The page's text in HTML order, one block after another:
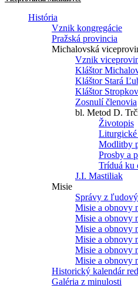
História
Vznik kongregácie
Pražská provincia
Michalovská
Vznik
Kláštor
Kláštor Stará
Kláštor Stropkov
Zosnulí členovia
bl. Metod D.
Životopis
Modlitby
Prosby a
Tríduá ku
J.I. Mastiliak
Misie
Správy z
Misie a obnovy
Misie a obnovy
Misie a obnovy
Misie a obnovy
Misie a obnovy
Misie a obnovy
Historický kalendár
Galéria z minulosti